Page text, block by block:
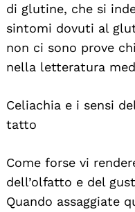
di glutine, che si
sintomi dovuti al
non ci sono prove
nella letteratura
Celiachia e i sensi
tatto
Come forse vi
dell’olfatto e del
Quando assaggiate